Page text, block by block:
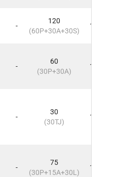
-
120
(60P+30A+30S)
1
-
60
(30P+30A)
1
-
30
(30TJ)
1
-
75
(30P+15A+30L)
1